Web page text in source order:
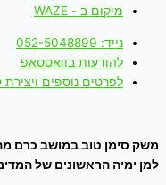
מיקום ב - WAZE
נייד: 052-5048899
להודעות בוואטסאפ
לפרטים נוספים
משק סימן טוב במושב כרם
למן ימיה הראשונים של